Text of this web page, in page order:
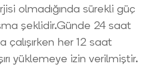
olmadığında sürekli güç
şeklidir.Günde 24 saat
çalışırken her 12 saat
yüklemeye izin verilmiştir.